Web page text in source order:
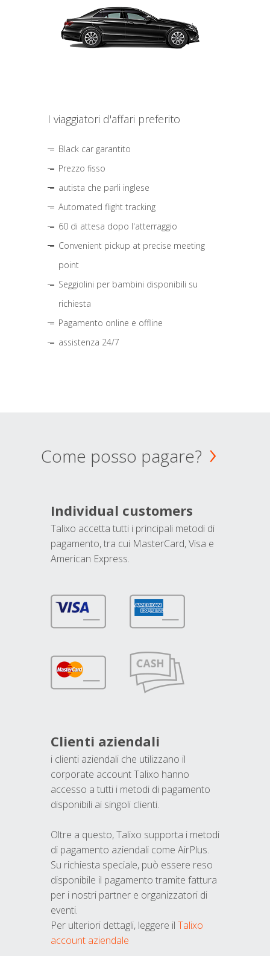
I viaggiatori d'affari preferito
Black car garantito
Prezzo fisso
autista che parli inglese
Automated flight tracking
60 di attesa dopo l'atterraggio
Convenient pickup at precise meeting
point
Seggiolini per bambini disponibili su
richiesta
Pagamento online e offline
assistenza 24/7
Come posso pagare?
Individual customers
Talixo accetta tutti i principali metodi di
pagamento, tra cui MasterCard, Visa e
American Express.
Clienti aziendali
i clienti aziendali che utilizzano il
corporate account Talixo hanno
accesso a tutti i metodi di pagamento
disponibili ai singoli clienti.
Oltre a questo, Talixo supporta i metodi
di pagamento aziendali come AirPlus.
Su richiesta speciale, può essere reso
disponibile il pagamento tramite fattura
per i nostri partner e organizzatori di
eventi.
Per ulteriori dettagli, leggere il Talixo
account aziendale